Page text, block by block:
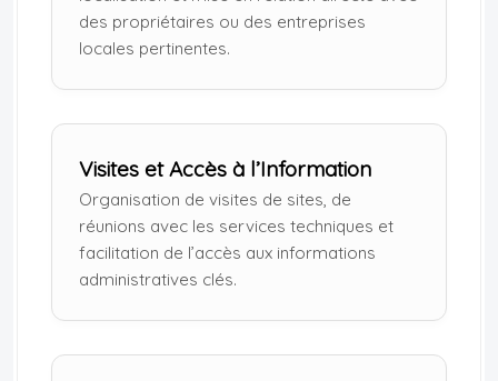
des propriétaires ou des entreprises
locales pertinentes.
Visites et Accès à l’Information
Organisation de visites de sites, de
réunions avec les services techniques et
facilitation de l’accès aux informations
administratives clés.